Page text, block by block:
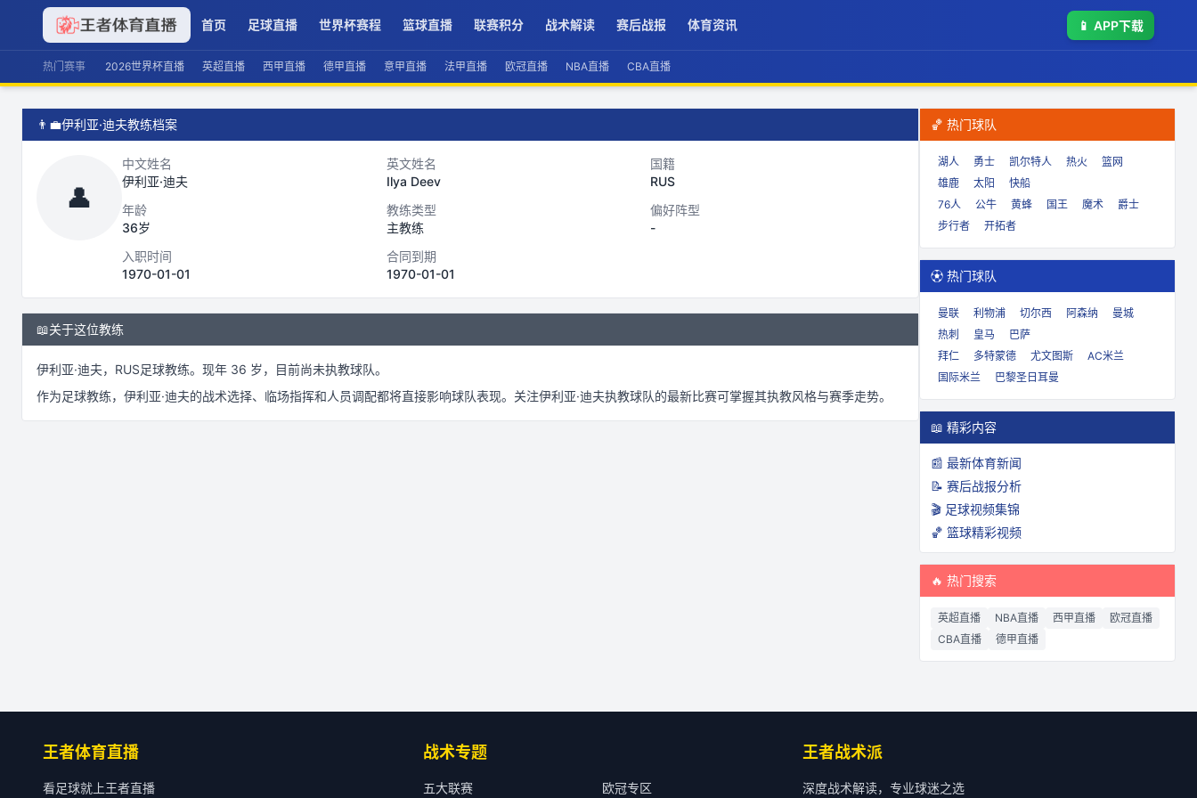
首页 足球直播 世界杯赛程 篮球直播 联赛积分 战术解读 赛后战报 体育资讯 📱 APP下载
热门赛事 2026世界杯直播 英超直播 西甲直播 德甲直播 意甲直播 法甲直播 欧冠直播 NBA直播 CBA直播
👨‍💼伊利亚·迪夫教练档案
👤
中文姓名
伊利亚·迪夫
英文姓名
Ilya Deev
国籍
RUS
年龄
36岁
教练类型
主教练
偏好阵型
-
入职时间
1970-01-01
合同到期
1970-01-01
📖关于这位教练
伊利亚·迪夫， RUS足球教练。 现年 36 岁，
目前尚未执教球队。
作为足球教练， 伊利亚·迪夫的战术选择、临场指挥和人员调配都将直接影响球队表现。关注伊利亚·迪夫执教球队的最新比赛可掌握其执教风格与赛季走势。
🏀 热门球队
湖人 勇士 凯尔特人 热火
篮网
雄鹿
太阳
快船
76人
公牛 黄蜂 国王 魔术
爵士
步行者
开拓者
⚽ 热门球队
曼联 利物浦 切尔西 阿森纳
曼城
热刺
皇马
巴萨
拜仁
多特蒙德 尤文图斯
AC米兰
国际米兰
巴黎圣日耳曼
📖 精彩内容
📰 最新体育新闻
📝 赛后战报分析
🎬 足球视频集锦
🏀 篮球精彩视频
🔥 热门搜索
英超直播 NBA直播 西甲直播
欧冠直播
CBA直播
德甲直播
王者体育直播
看足球就上王者直播
战术专题
五大联赛 欧冠专区
王者战术派
深度战术解读，专业球迷之选